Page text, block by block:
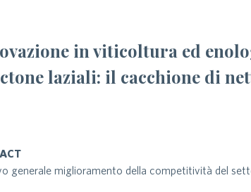
in viticoltura ed
laziali: il cacchione di
generale miglioramento della competitività del